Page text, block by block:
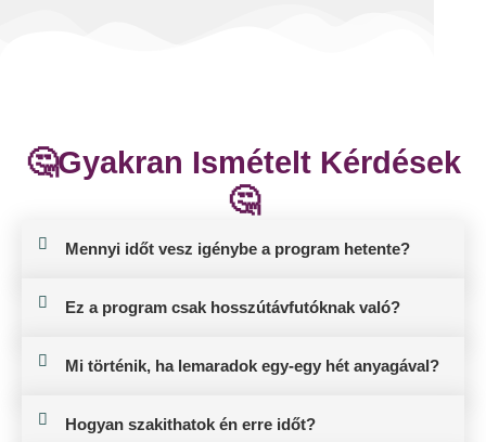
🤔Gyakran Ismételt Kérdések
🤔
Mennyi időt vesz igénybe a program hetente?
Ez a program csak hosszútávfutóknak való?
Mi történik, ha lemaradok egy-egy hét anyagával?
Hogyan szakithatok én erre időt?